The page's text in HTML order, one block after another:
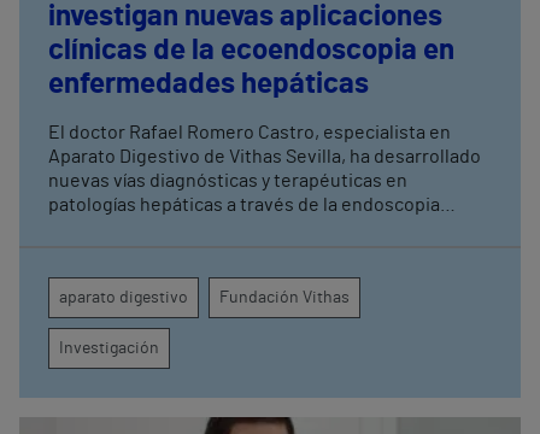
investigan nuevas aplicaciones
clínicas de la ecoendoscopia en
enfermedades hepáticas
El doctor Rafael Romero Castro, especialista en
Aparato Digestivo de Vithas Sevilla, ha desarrollado
nuevas vías diagnósticas y terapéuticas en
patologías hepáticas a través de la endoscopia
endohepatología, que reúne diversos
procedimientos endoscópicos avanzados aplicados
a los pacientes con enfermedades hepáticas
aparato digestivo Fundación Vithas
Investigación